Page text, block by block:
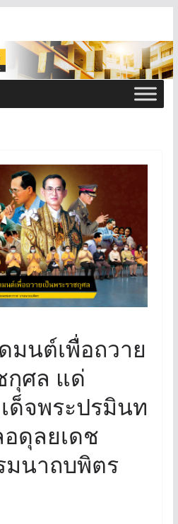
มนต์เพื่อถวาย
กุศล แด่
ด็จพระปรมินท
ดุลยเดช
มนาถบพิตร